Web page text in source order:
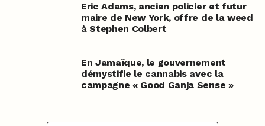
Eric Adams, ancien policier et futur
maire de New York, offre de la weed
à Stephen Colbert
En Jamaïque, le gouvernement
démystifie le cannabis avec la
campagne « Good Ganja Sense »